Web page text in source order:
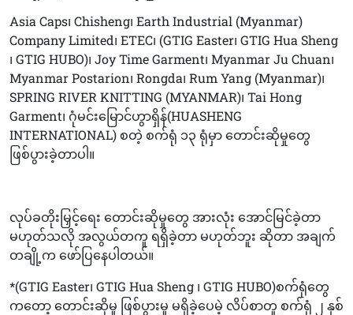
Asia Caps၊ Chisheng၊ Earth Industrial (Myanmar)
Company Limited၊ ETEC၊ (GTIG Easter၊ GTIG Hua Sheng
၊ GTIG HUBO)၊ Joy Time Garment၊ Myanmar Ju Chuan၊
Myanmar Postarion၊ Rongda၊ Rum Yang (Myanmar)၊
SPRING RIVER KNITTING (MYANMAR)၊ Tai Hong
Garment၊ ဂုံမင်းမြောင်ဟွာရှိန်(HUASHENG
INTERNATIONAL) စတဲ့ စက်ရုံ ၁၃ ရုံမှာ တောင်းဆိုမှုတွေ
ဖြစ်ပွားခဲ့တာပါ။
လုပ်ခတိုးမြှင့်ရေး တောင်းဆိုမှုတွေ အားလုံး အောင်မြင်ခဲ့တာ
မဟုတ်သလို အလွယ်တကူ ရရှိခဲ့တာ မဟုတ်ဘူး ဆိုတာ အချက်
တချို့က ဖော်ပြနေပါတယ်။
*(GTIG Easter၊ GTIG Hua Sheng ၊ GTIG HUBO)စက်ရုံတွေ
ကတော့ တောင်းဆိုမှု ဖြစ်ပွားမှု မရှိခဲ့ပေမဲ့ လိပ်စာတူ စက်ရုံ ၂ နှစ်